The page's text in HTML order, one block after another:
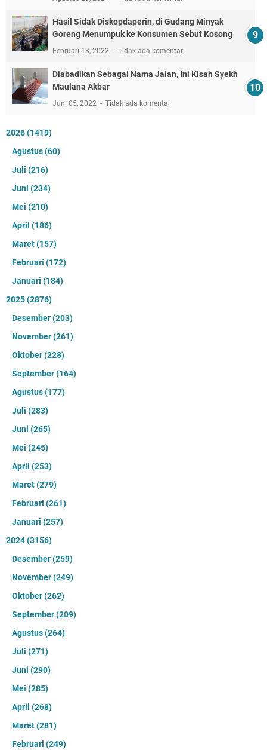
Hasil Sidak Diskopdaperin, di Gudang Minyak
Goreng Menumpuk ke Konsumen Sebut Kosong
Februari 13, 2022 Tidak ada komentar
Diabadikan Sebagai Nama Jalan, Ini Kisah Syekh
Maulana Akbar
Juni 05, 2022 Tidak ada komentar
2026(1419)
Agustus(60)
Juli (216)
Juni (234)
Mei (210)
April (186)
Maret(157)
Februari (172)
Januari (184)
2025(2876)
Desember(203)
November(261)
Oktober(228)
September(164)
Agustus(177)
Juli (283)
Juni (265)
Mei (245)
April (253)
Maret(279)
Februari (261)
Januari (257)
2024(3156)
Desember(259)
November(249)
Oktober(262)
September(209)
Agustus(264)
Juli (271)
Juni (290)
Mei (285)
April (268)
Maret(281)
Februari (249)